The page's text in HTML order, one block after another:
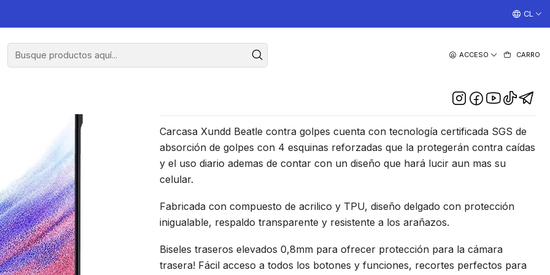
ACCESO CARRO
¡TRABAJAMOS TODOS LOS DIAS CON ENVIOS A TODO
CL
5G
Carcasa Xundd Esquinas Reforzadas
Carcasa Xundd Beatle contra golpes cuenta con tecnología certificada SGS de
absorción de golpes con 4 esquinas reforzadas que la protegerán contra caídas
y el uso diario ademas de contar con un diseño que hará lucir aun mas su
celular.
Fabricada con compuesto de acrilico y TPU, diseño delgado con protección
inigualable, respaldo transparente y resistente a los arañazos.
Biseles traseros elevados 0,8mm para ofrecer protección para la cámara
trasera! Fácil acceso a todos los botones y funciones, recortes perfectos para